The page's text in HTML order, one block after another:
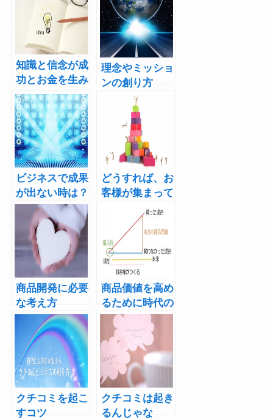
知識と信念が成
功とお金を生み
出す
理念やミッショ
ンの創り方
ビジネスで成果
が出ない時は？
どうすれば、お
客様が集まって
来るのか？
商品開発に必要
な考え方
商品価値を高め
るために時代の
流れを読む
クチコミを起こ
すコツ
クチコミは起き
るんじゃな